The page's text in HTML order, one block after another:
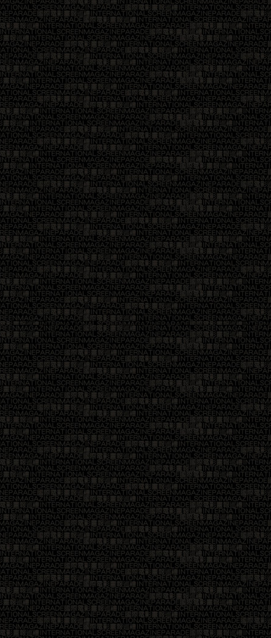
21 22
25 26
29 30